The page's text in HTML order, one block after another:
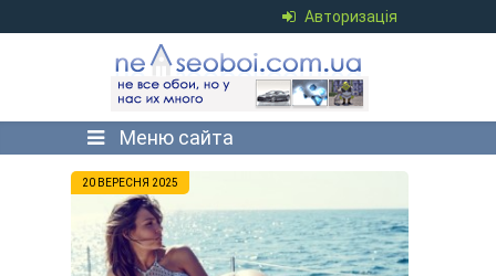
Авторизація
Меню сайта
20 ВЕРЕСНЯ 2025